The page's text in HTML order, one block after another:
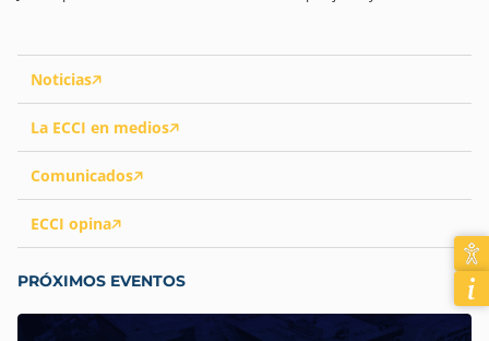
Noticias
La ECCI en medios
Comunicados
ECCI opina
PRÓXIMOS EVENTOS